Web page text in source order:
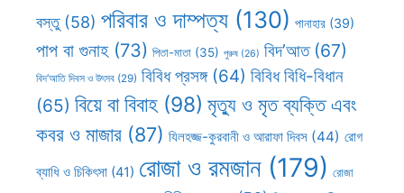
বস্তু(58) পরিবার ও দাম্পত্য (130) পানাহার (39)
পাপ বা গুনাহ(73) পিতা-মাতা (35) পুরুষ (26) বিদ’আত(67)
বিদ’আতি দিবস ও উৎসব (29) বিবিধ প্রসঙ্গ(64) বিবিধ বিধি-বিধান
(65) বিয়ে বা বিবাহ (98) মৃত্যু ও মৃত ব্যক্তি এবং
কবর ও মাজার (87) যিলহজ্জ-কুরবানী ও আরাফা দিবস (44) রোগ
ব্যাধি ও চিকিৎসা (41) রোজা ও রমজান(179) রোজা